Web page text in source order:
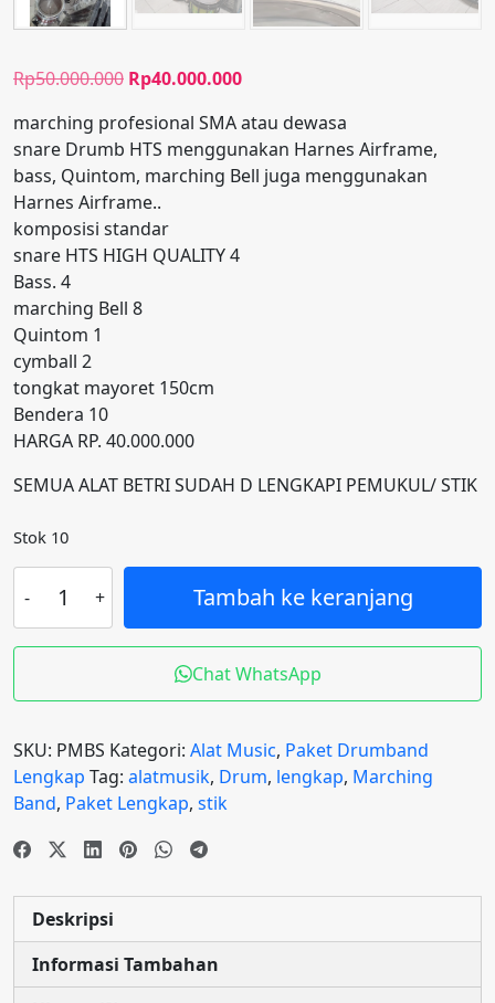
Rp50.000.000 Harga
adalah:
Rp50.000.000.
Rp40.000.000Harga
ini
adalah:
Rp40.000.000.
marching profesional SMA atau dewasa
snare Drumb HTS menggunakan Harnes Airframe,
bass, Quintom, marching Bell juga menggunakan
Harnes Airframe..
komposisi standar
snare HTS HIGH QUALITY 4
Bass. 4
marching Bell 8
Quintom 1
cymball 2
tongkat mayoret 150cm
Bendera 10
HARGA RP. 40.000.000
SEMUA ALAT BETRI SUDAH D LENGKAPI PEMUKUL/ STIK
Stok 10
PERLENGKAPAN
MARCHING
BAND
PERSONIL
Tambah ke keranjang
Chat WhatsApp
SKU: PMBS Kategori: Alat Music, Paket Drumband
Lengkap Tag: alatmusik, Drum, lengkap, Marching
Band, Paket Lengkap, stik
Deskripsi
Informasi Tambahan